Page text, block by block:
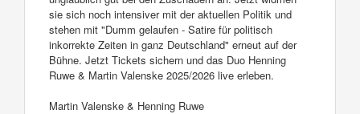
sie sich noch intensiver mit der aktuellen Politik und
stehen mit "Dumm gelaufen - Satire für politisch
inkorrekte Zeiten in ganz Deutschland" erneut auf der
Bühne. Jetzt Tickets sichern und das Duo Henning
Ruwe & Martin Valenske 2025/2026 live erleben.
Martin Valenske & Henning Ruwe